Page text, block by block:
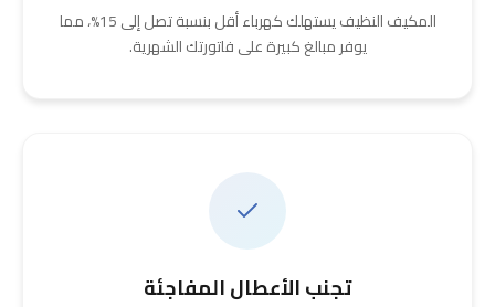
المكيف النظيف يستهلك كهرباء أقل بنسبة تصل إلى 15%، مما
يوفر مبالغ كبيرة على فاتورتك الشهرية.
تجنب الأعطال المفاجئة